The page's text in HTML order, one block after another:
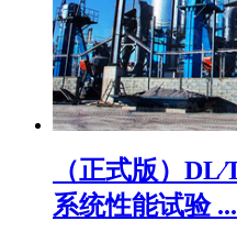
（正式版）
系统性能试验 ...